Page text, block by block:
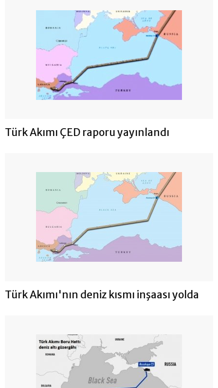
Türk Akımı ÇED raporu yayınlandı
Türk Akımı'nın deniz kısmı inşaası yolda